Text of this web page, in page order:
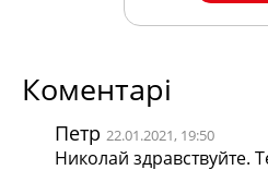
Коментарі
Петр 22.01.2021, 19:50
Николай здравствуйте.